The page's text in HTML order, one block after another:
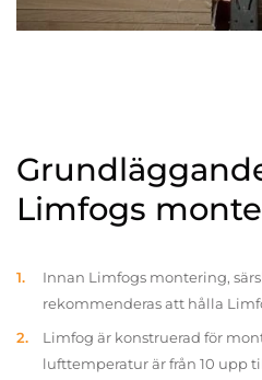
Limfogs
Innan Limfogs montering,
rekommenderas att hålla
Limfog är konstruerad för
lufttemperatur är från 10 upp